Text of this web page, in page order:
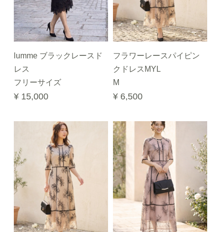
lumme ブラックレースド
レス
フリーサイズ
¥ 15,000
フラワーレースパイピン
クドレスMYL
M
¥ 6,500